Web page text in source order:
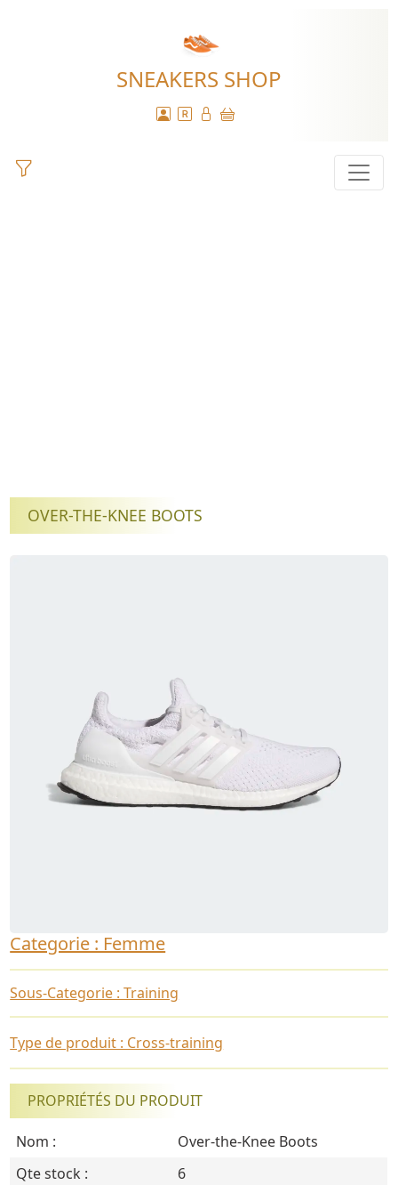
SNEAKERS SHOP
OVER-THE-KNEE BOOTS
Categorie : Femme
Sous-Categorie : Training
Type de produit : Cross-training
PROPRIÉTÉS DU PRODUIT
Nom :
Over-the-Knee Boots
Qte stock :
6